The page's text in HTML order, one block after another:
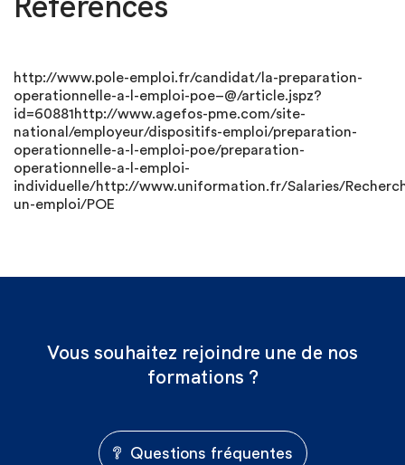
http://www.pole-emploi.fr/candidat/la-preparation-
operationnelle-a-l-emploi-poe–@/article.jspz?
id=60881http://www.agefos-pme.com/site-
national/employeur/dispositifs-emploi/preparation-
operationnelle-a-l-emploi-poe/preparation-
operationnelle-a-l-emploi-
individuelle/http://www.uniformation.fr/Salaries/
un-emploi/POE
Vous souhaitez rejoindre une de nos
formations ?
Questions fréquentes